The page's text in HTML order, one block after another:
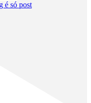
é só post